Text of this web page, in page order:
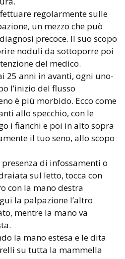
regolarmente sulle
un mezzo che può
precoce. Il suo scopo
noduli da sottoporre poi
del medico.
25 anni in avanti, ogni uno-
l’inizio del flusso
è più morbido. Ecco come
allo specchio, con le
i fianchi e poi in alto sopra
il tuo seno, allo scopo
di infossamenti o
sul letto, tocca con
con la mano destra
la palpazione l’altro
mentre la mano va
la mano estesa e le dita
su tutta la mammella